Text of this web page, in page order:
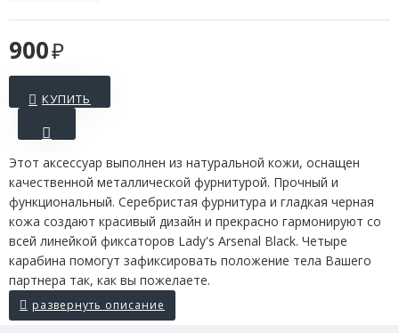
900
КУПИТЬ
Этот аксессуар выполнен из натуральной кожи, оснащен
качественной металлической фурнитурой. Прочный и
функциональный. Серебристая фурнитура и гладкая черная
кожа создают красивый дизайн и прекрасно гармонируют со
всей линейкой фиксаторов Lady's Arsenal Black. Четыре
карабина помогут зафиксировать положение тела Вашего
партнера так, как вы пожелаете.